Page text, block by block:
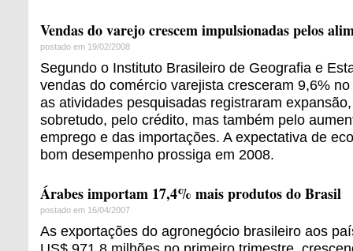
Vendas do varejo crescem impulsionadas pelos
postado em 19/02/2008
Segundo o Instituto Brasileiro de Geografia e
vendas do comércio varejista cresceram 9,6%
as atividades pesquisadas registraram
sobretudo, pelo crédito, mas também pelo
emprego e das importações. A expectativa de
bom desempenho prossiga em 2008.
Árabes importam 17,4% mais produtos do Brasil
postado em 16/04/2007
As exportações do agronegócio brasileiro aos